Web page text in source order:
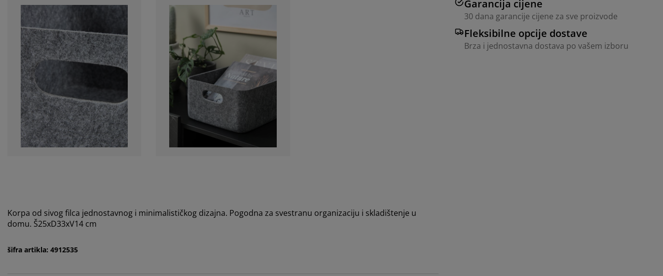
Garancija cijene
30 dana garancije cijene za sve proizvode
Fleksibilne opcije dostave
Brza i jednostavna dostava po vašem izboru
Korpa od sivog filca jednostavnog i minimalističkog dizajna. Pogodna za svestranu organizaciju i skladištenje u
domu. Š25xD33xV14 cm
šifra artikla: 4912535